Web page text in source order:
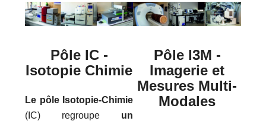
Pôle IC -
Isotopie Chimie
Le pôle Isotopie-Chimie
(IC) regroupe un
Pôle I3M -
Imagerie et
Mesures Multi-
Modales